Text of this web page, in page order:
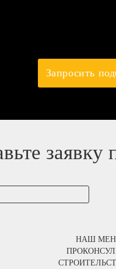
Запросить
НАШ